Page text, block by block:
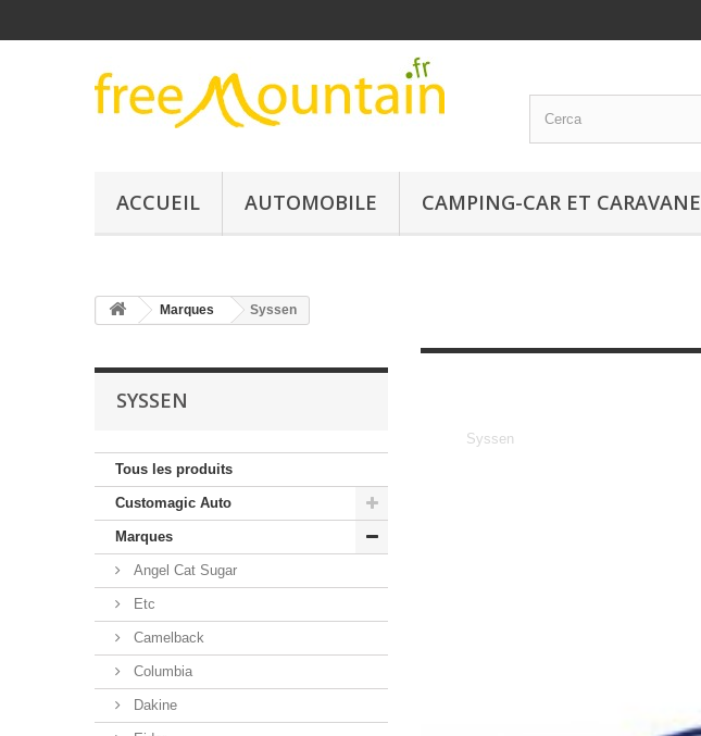
ACCUEIL AUTOMOBILE CAMPING-CAR ET CARAVANE
Marques Syssen
SYSSEN
Tous les produits
Customagic Auto
Marques
Angel Cat Sugar
Etc
Camelback
Columbia
Dakine
Syssen